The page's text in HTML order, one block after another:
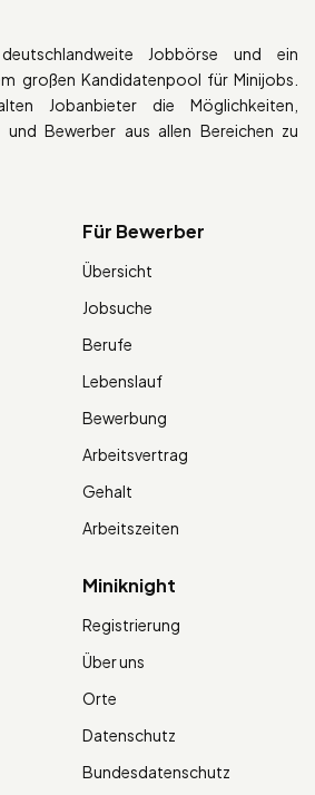
Jobbörse und ein
großen Kandidatenpool für Minijobs.
Jobanbieter die Möglichkeiten,
und Bewerber aus allen Bereichen zu
Für Bewerber
Übersicht
Jobsuche
Berufe
Lebenslauf
Bewerbung
Arbeitsvertrag
Gehalt
Arbeitszeiten
Miniknight
Registrierung
Über uns
Orte
Datenschutz
Bundesdatenschutz